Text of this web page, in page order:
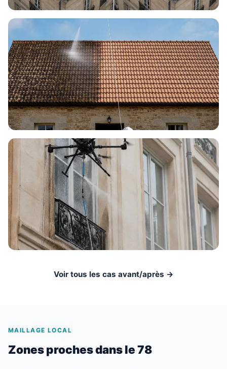
Voir tous les cas avant/après →
MAILLAGE LOCAL
Zones proches dans le 78